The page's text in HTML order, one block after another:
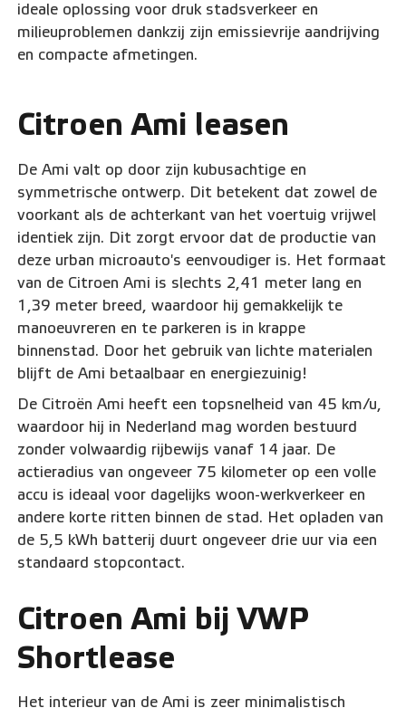
ideale oplossing voor druk stadsverkeer en
milieuproblemen dankzij zijn emissievrije aandrijving
en compacte afmetingen.
Citroen Ami leasen
De Ami valt op door zijn kubusachtige en
symmetrische ontwerp. Dit betekent dat zowel de
voorkant als de achterkant van het voertuig vrijwel
identiek zijn. Dit zorgt ervoor dat de productie van
deze urban microauto's eenvoudiger is. Het formaat
van de Citroen Ami is slechts 2,41 meter lang en
1,39 meter breed, waardoor hij gemakkelijk te
manoeuvreren en te parkeren is in krappe
binnenstad. Door het gebruik van lichte materialen
blijft de Ami betaalbaar en energiezuinig!
De Citroën Ami heeft een topsnelheid van 45 km/u,
waardoor hij in Nederland mag worden bestuurd
zonder volwaardig rijbewijs vanaf 14 jaar. De
actieradius van ongeveer 75 kilometer op een volle
accu is ideaal voor dagelijks woon-werkverkeer en
andere korte ritten binnen de stad. Het opladen van
de 5,5 kWh batterij duurt ongeveer drie uur via een
standaard stopcontact.
Citroen Ami bij VWP
Shortlease
Het interieur van de Ami is zeer minimalistisch